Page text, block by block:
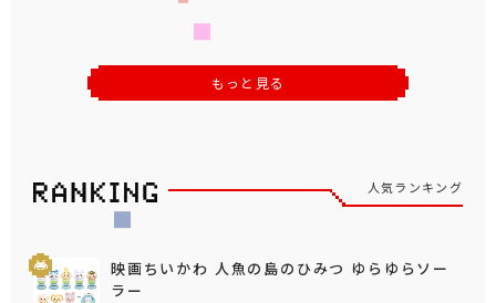
もっと見る
人気ランキング
映画ちいかわ 人魚の島のひみつ ゆらゆらソー
ラー